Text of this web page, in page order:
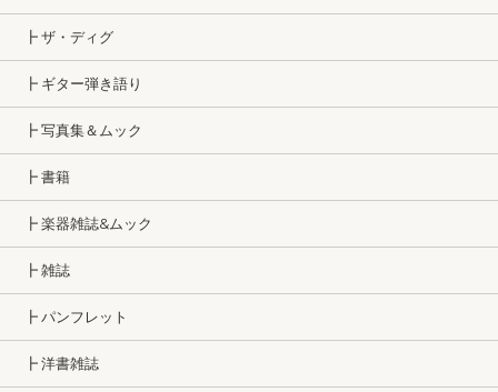
┣ ザ・ディグ
┣ ギター弾き語り
┣ 写真集＆ムック
┣ 書籍
┣ 楽器雑誌&ムック
┣ 雑誌
┣ パンフレット
┣ 洋書雑誌